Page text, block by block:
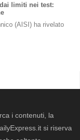
limiti nei test:
(AISI) ha rivelato
i contenuti, la
si riserva